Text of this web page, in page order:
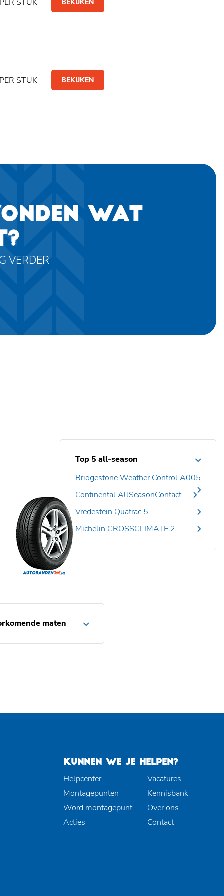
PER STUK BEKIJKEN
PER STUK BEKIJKEN
WAT
VERDER
Top 5 all-season
Bridgestone Weather Control A005
Continental AllSeasonContact
Vredestein Quatrac 5
Michelin CROSSCLIMATE 2
maten
KUNNEN WE JE HELPEN?
Helpcenter
Montagepunten
Word montagepunt
Acties
Vacatures
Kennisbank
Over ons
Contact